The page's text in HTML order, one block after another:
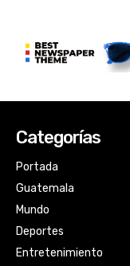
Categorías
Portada
Guatemala
Mundo
Deportes
Entretenimiento